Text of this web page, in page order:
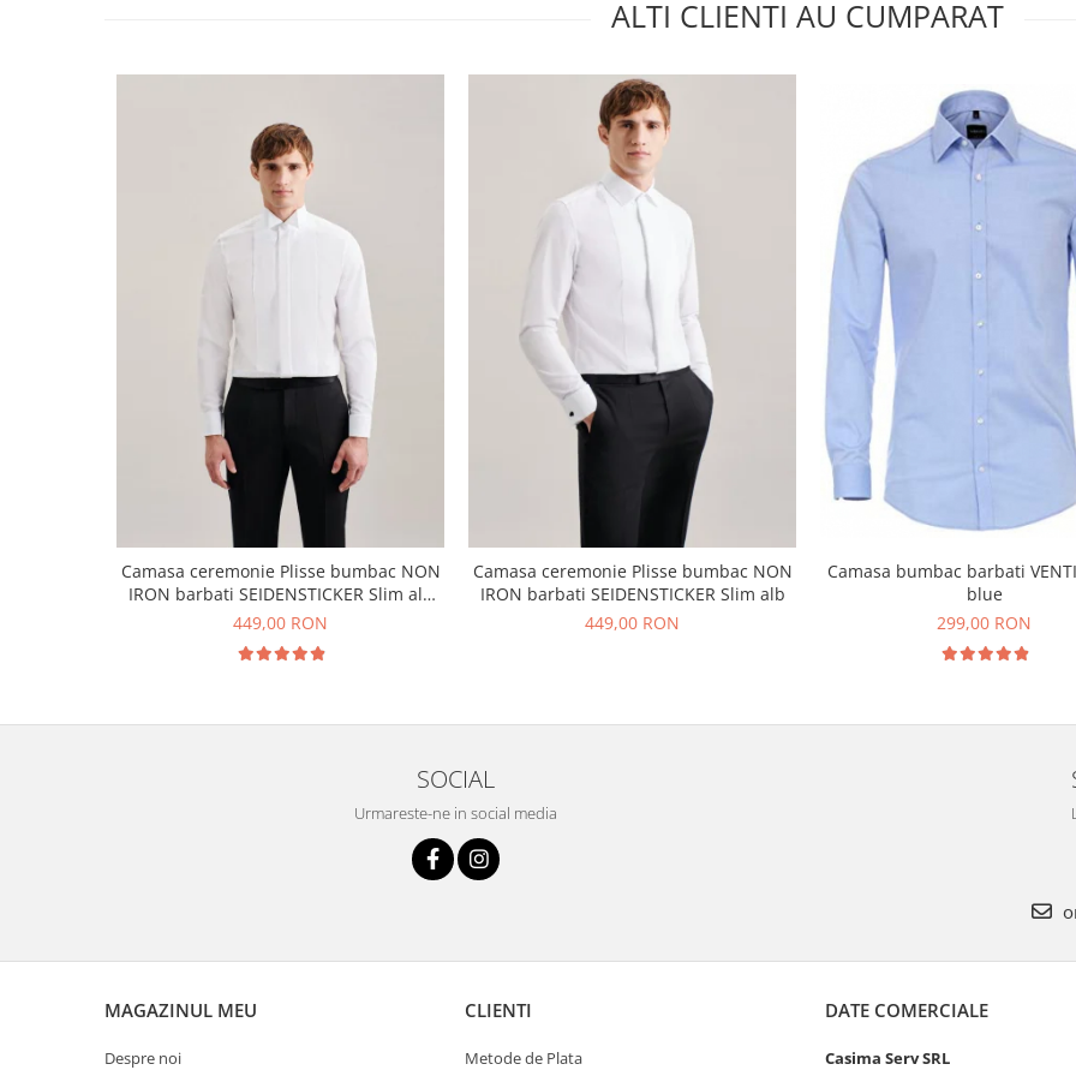
ALTI CLIENTI AU CUMPARAT
Camasa ceremonie Plisse bumbac NON
IRON barbati SEIDENSTICKER Slim alb
pentru papion
449,00 RON
Camasa ceremonie Plisse bumbac NON
IRON barbati SEIDENSTICKER Slim alb
449,00 RON
Camasa bumbac barbati
blue
299,00 RON
SOCIAL
Urmareste-ne in social media
MAGAZINUL MEU
Despre noi
CLIENTI
Metode de Plata
DATE COMERCIALE
Casima Serv SRL